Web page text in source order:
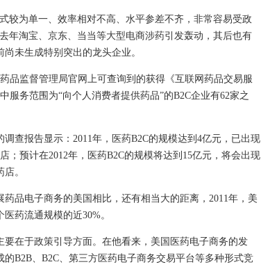
为单一、效率相对不高、水平参差不齐，非常容易受政
年淘宝、京东、当当等大型电商涉药引发轰动，其后也有
未生成特别突出的龙头企业。
监督管理局官网上可查询到的获得《互联网药品交易服
服务范围为“向个人消费者提供药品”的B2C企业有62家之
报告显示：2011年，医药B2C的规模达到4亿元，已出现
；预计在2012年，医药B2C的规模将达到15亿元，将会出现
。
电子商务的美国相比，还有相当大的距离，2011年，美
药流通规模的近30%。
在于政策引导方面。在他看来，美国医药电子商务的发
B2B、B2C、第三方医药电子商务交易平台等多种形式竞